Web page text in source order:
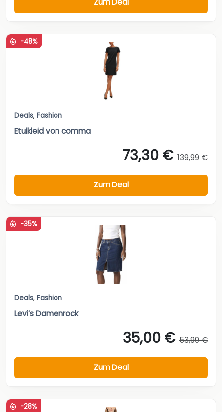
Zum Deal
-48%
Deals, Fashion
Etuikleid von comma
73,30 € 139,99 €
Zum Deal
-35%
Deals, Fashion
Levi’s Damenrock
35,00 € 53,99 €
Zum Deal
-28%